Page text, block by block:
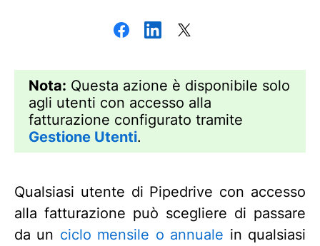
Nota: Questa azione è disponibile solo
agli utenti con accesso alla
fatturazione configurato tramite
Gestione Utenti.
Qualsiasi utente di Pipedrive con accesso
alla fatturazione può scegliere di passare
da un ciclo mensile o annuale in qualsiasi